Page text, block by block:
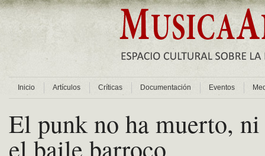
Inicio Artículos Críticas Documentación Eventos
El punk no ha muerto,
el baile barroco